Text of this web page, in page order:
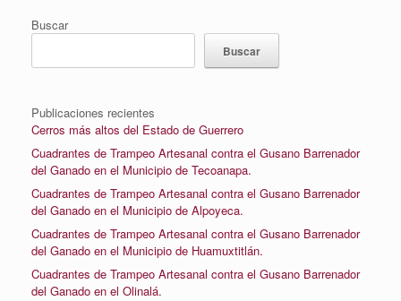
Buscar
Buscar
Publicaciones recientes
Cerros más altos del Estado de Guerrero
Cuadrantes de Trampeo Artesanal contra el Gusano Barrenador
del Ganado en el Municipio de Tecoanapa.
Cuadrantes de Trampeo Artesanal contra el Gusano Barrenador
del Ganado en el Municipio de Alpoyeca.
Cuadrantes de Trampeo Artesanal contra el Gusano Barrenador
del Ganado en el Municipio de Huamuxtitlán.
Cuadrantes de Trampeo Artesanal contra el Gusano Barrenador
del Ganado en el Olinalá.